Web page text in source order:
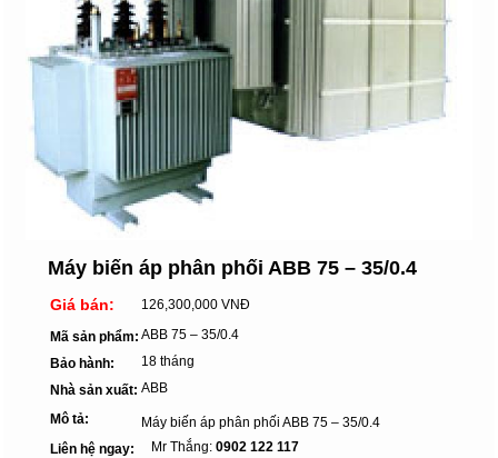
Máy biến áp phân phối ABB 75 – 35/0.4
Giá bán: 126,300,000 VNĐ
Mã sản phẩm: ABB 75 – 35/0.4
Bảo hành:
18 tháng
Nhà sản xuất: ABB
Mô tả:
Máy biến áp phân phối ABB 75 – 35/0.4
Liên hệ ngay:
Mr Thắng: 0902 122 117